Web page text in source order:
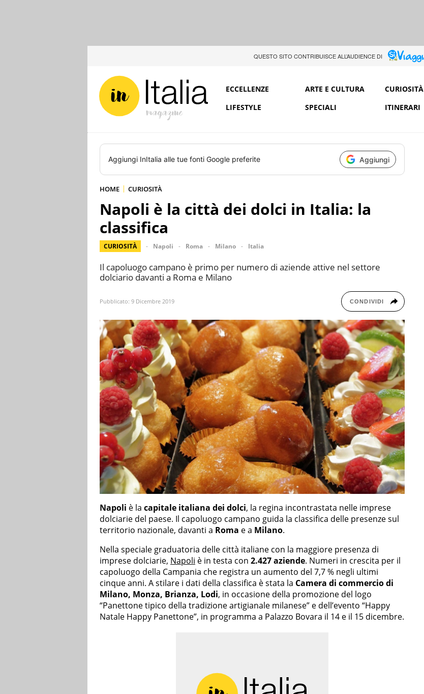
QUESTO SITO CONTRIBUISCE ALL’AUDIENCE DI
ECCELLENZE ARTE E CULTURA CURIOSITÀ
LIFESTYLE
SPECIALI ITINERARI
Aggiungi InItalia alle tue fonti Google preferite Aggiungi
HOME CURIOSITÀ
Napoli è la città dei dolci in Italia: la
classifica
CURIOSITÀ Napoli Roma Milano Italia
Il capoluogo campano è primo per numero di aziende attive nel settore
dolciario davanti a Roma e Milano
Pubblicato: 9 Dicembre 2019 CONDIVIDI
Napoli è la capitale italiana dei dolci, la regina incontrastata nelle imprese
dolciarie del paese. Il capoluogo campano guida la classifica delle presenze sul
territorio nazionale, davanti a Roma e a Milano.
Nella speciale graduatoria delle città italiane con la maggiore presenza di
imprese dolciarie, Napoli è in testa con 2.427 aziende. Numeri in crescita per il
capoluogo della Campania che registra un aumento del 7,7 % negli ultimi
cinque anni. A stilare i dati della classifica è stata la Camera di commercio di
Milano, Monza, Brianza, Lodi, in occasione della promozione del logo
“Panettone tipico della tradizione artigianale milanese” e dell’evento “Happy
Natale Happy Panettone”, in programma a Palazzo Bovara il 14 e il 15 dicembre.